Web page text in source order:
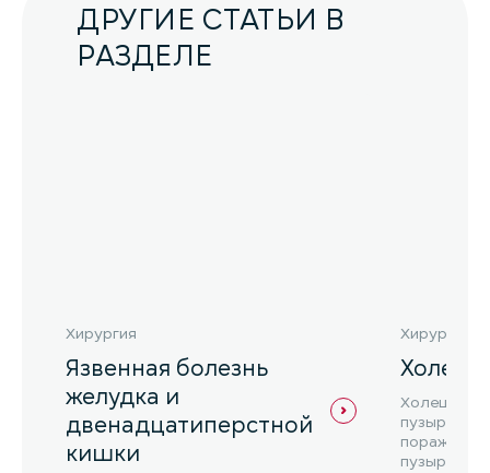
ДРУГИЕ СТАТЬИ В
РАЗДЕЛЕ
Хирургия
Язвенная болезнь
желудка и
двенадцатиперстной
кишки
Хирургия
пузыря,
пузыря и